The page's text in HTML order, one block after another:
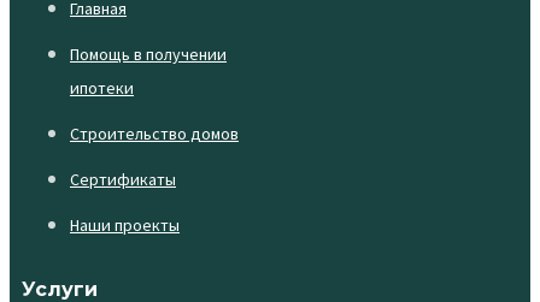
Главная
Помощь в получении
ипотеки
Строительство домов
Сертификаты
Наши проекты
Услуги